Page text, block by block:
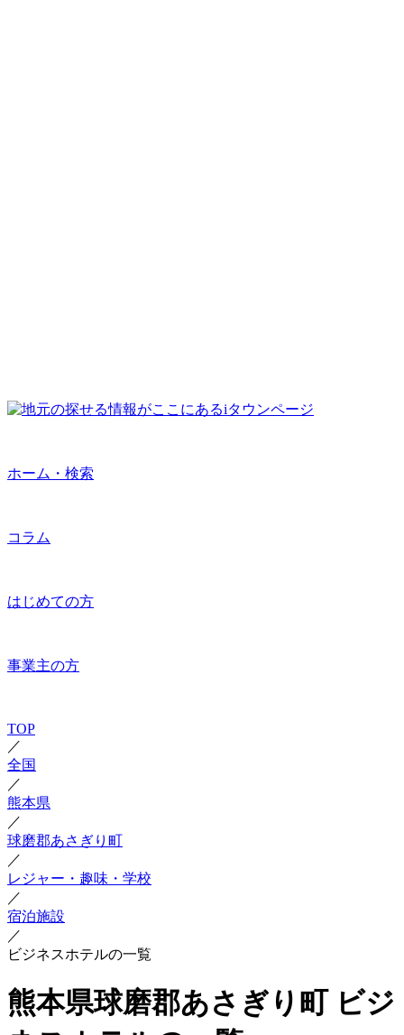
ホーム・検索
コラム
はじめての方
事業主の方
TOP
／
全国
／
熊本県
／
球磨郡あさぎり町
／
レジャー・趣味・学校
／
宿泊施設
／
ビジネスホテルの一覧
熊本県球磨郡あさぎり町 ビジ